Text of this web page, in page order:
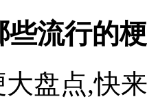
些流行的
大盘点,快